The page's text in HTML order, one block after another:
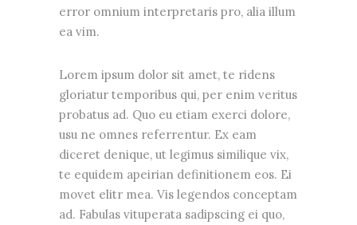
error omnium interpretaris pro, alia illum
ea vim.
Lorem ipsum dolor sit amet, te ridens
gloriatur temporibus qui, per enim veritus
probatus ad. Quo eu etiam exerci dolore,
usu ne omnes referrentur. Ex eam
diceret denique, ut legimus similique vix,
te equidem apeirian definitionem eos. Ei
movet elitr mea. Vis legendos conceptam
ad. Fabulas vituperata sadipscing ei quo,